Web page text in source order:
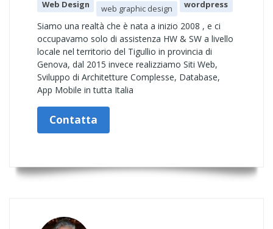
Web Design
web graphic design wordpress
Siamo una realtà che è nata a inizio 2008 , e ci
occupavamo solo di assistenza HW & SW a livello
locale nel territorio del Tigullio in provincia di
Genova, dal 2015 invece realizziamo Siti Web,
Sviluppo di Architetture Complesse, Database,
App Mobile in tutta Italia
Contatta